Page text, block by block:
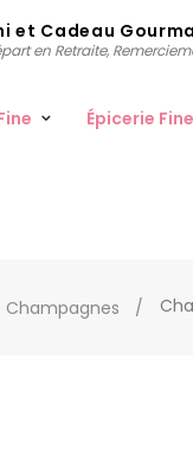
et Cadeau
en Retraite,
Épicerie
Champagnes